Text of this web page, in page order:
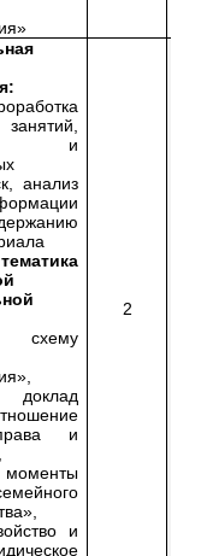
и
анализ
схему
доклад
и
и
2